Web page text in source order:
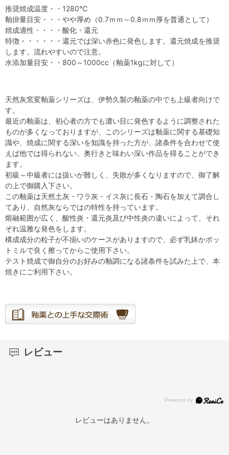
推奨焼成温度・・1280℃
釉掛量目安・・・やや厚め（0.7ｍｍ～0.8ｍｍ厚を普通として）
焼成適性・・・・酸化・還元
特徴・・・・・・還元では深い赤色に発色します。還元焼成を推奨
します。流れやすいので注意。
水添加量目安・・800～1000cc（釉薬1kgに対して）
天然灰窯変釉薬シリーズは、伊勢久製の釉薬の中でも上級者向けで
す。
最近の釉薬は、初心者の方でも濃い目に発色するように調整された
ものが多くなっておりますが、このシリーズは釉薬に関する基礎知
識や、焼成に関する深いを知識を持った方が、諸条件を合わせて使
えば他では得られない、奥行きと味わい深い作品を得ることができ
ます。
初級～中級者には扱いが難しく、失敗が多くなりますので、御了解
の上で御購入下さい。
この釉薬は天然土灰・ワラ灰・イス灰に長石・陶石を加えて調合し
てあり、自然灰ならではの特性を持っています。
熔融範囲が広く、酸性炎・還元炎及び中性炎の違いによって、それ
ぞれ温雅な発色をします。
構成成分の粒子が不揃いのケースがありますので、必ず乳鉢かポッ
トミルで良く擦ってからご使用下さい。
テスト焼成で御自分のお好みの釉調になる諸条件を試みた上で、本
焼きにご利用下さい。
レビュー
レビューはありません。